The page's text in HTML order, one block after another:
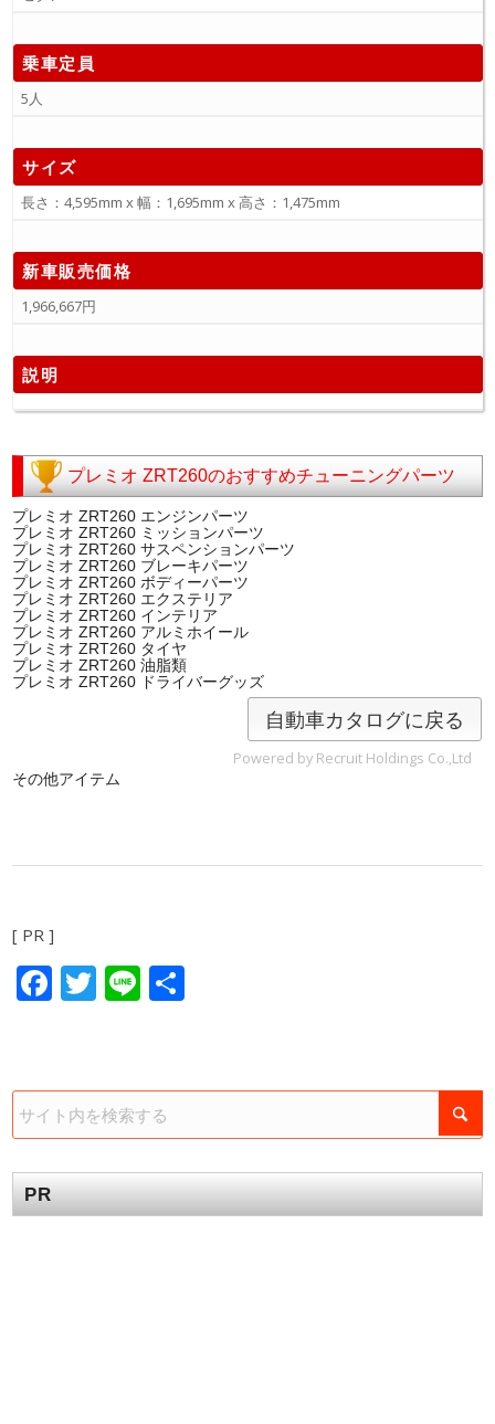
乗車定員
5人
サイズ
長さ：4,595mm x 幅：1,695mm x 高さ：1,475mm
新車販売価格
1,966,667円
説明
プレミオ ZRT260のおすすめチューニングパーツ
プレミオ ZRT260 エンジンパーツ
プレミオ ZRT260 ミッションパーツ
プレミオ ZRT260 サスペンションパーツ
プレミオ ZRT260 ブレーキパーツ
プレミオ ZRT260 ボディーパーツ
プレミオ ZRT260 エクステリア
プレミオ ZRT260 インテリア
プレミオ ZRT260 アルミホイール
プレミオ ZRT260 タイヤ
プレミオ ZRT260 油脂類
プレミオ ZRT260 ドライバーグッズ
自動車カタログに戻る
Powered by Recruit Holdings Co.,Ltd
その他アイテム
[ PR ]
Facebook
Twitter
Line
PR